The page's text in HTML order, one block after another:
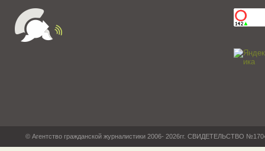
© Агентство гражданской журналистики 2006- 2026гг. СВИДЕТЕЛЬСТВО